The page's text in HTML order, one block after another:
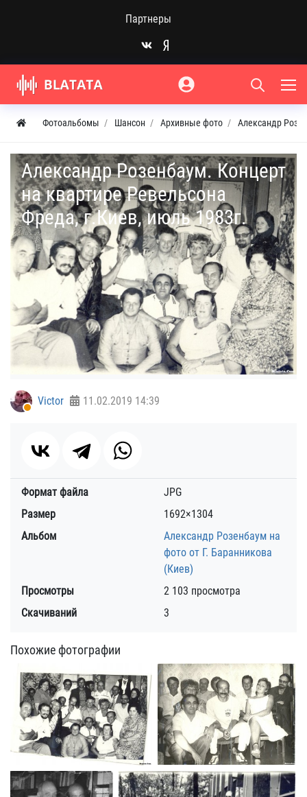
Партнеры
Фотоальбомы Шансон Архивные фото Александр
Александр Розенбаум. Концерт
на квартире Ревельсона
Фреда, г.Киев, июль 1983г.
Victor 11.02.2019 14:39
Формат файла
JPG
Размер
1692×1304
Альбом
Александр Розенбаум на
фото от Г. Баранникова
(Киев)
Просмотры
2 103 просмотра
Скачиваний
3
Похожие фотографии